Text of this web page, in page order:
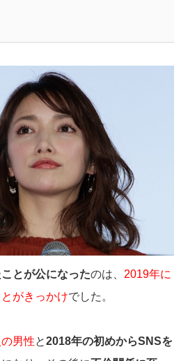
とが公になったのは、 2019年に
がきっかけでした。
男性と2018年の初めからSNSを